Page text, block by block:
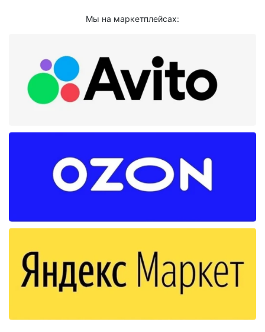
Мы на маркетплейсах: